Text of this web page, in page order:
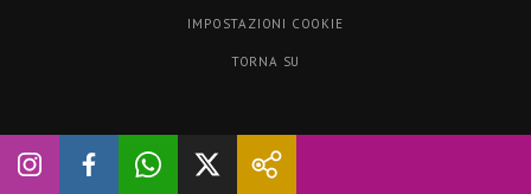
IMPOSTAZIONI COOKIE
TORNA SU